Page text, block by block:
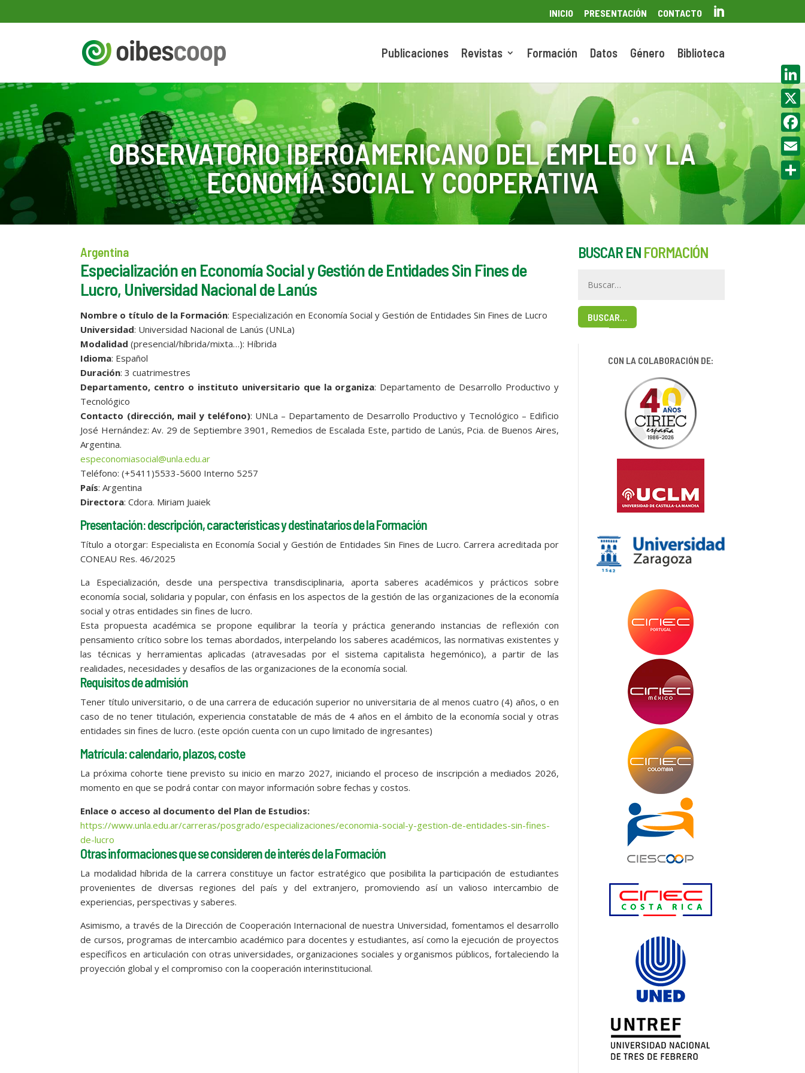
INICIO PRESENTACIÓN CONTACTO 
Publicaciones Revistas Formación Datos Género Biblioteca
OBSERVATORIO IBEROAMERICANO DEL EMPLEO Y LA
ECONOMÍA SOCIAL Y COOPERATIVA
Argentina
Especialización en Economía Social y Gestión de Entidades Sin Fines de
Lucro, Universidad Nacional de Lanús
Nombre o título de la Formación: Especialización en Economía Social y Gestión de Entidades Sin Fines de Lucro
Universidad: Universidad Nacional de Lanús (UNLa)
Modalidad (presencial/híbrida/mixta…): Híbrida
Idioma: Español
Duración: 3 cuatrimestres
Departamento, centro o instituto universitario que la organiza: Departamento de Desarrollo Productivo y
Tecnológico
Contacto (dirección, mail y teléfono): UNLa – Departamento de Desarrollo Productivo y Tecnológico – Edificio
José Hernández: Av. 29 de Septiembre 3901, Remedios de Escalada Este, partido de Lanús, Pcia. de Buenos Aires,
Argentina.
especonomiasocial@unla.edu.ar
Teléfono: (+5411)5533-5600 Interno 5257
País: Argentina
Directora: Cdora. Miriam Juaiek
Presentación: descripción, características y destinatarios de la Formación
Título a otorgar: Especialista en Economía Social y Gestión de Entidades Sin Fines de Lucro. Carrera acreditada por
CONEAU Res. 46/2025
La Especialización, desde una perspectiva transdisciplinaria, aporta saberes académicos y prácticos sobre
economía social, solidaria y popular, con énfasis en los aspectos de la gestión de las organizaciones de la economía
social y otras entidades sin fines de lucro.
Esta propuesta académica se propone equilibrar la teoría y práctica generando instancias de reflexión con
pensamiento crítico sobre los temas abordados, interpelando los saberes académicos, las normativas existentes y
las técnicas y herramientas aplicadas (atravesadas por el sistema capitalista hegemónico), a partir de las
realidades, necesidades y desafíos de las organizaciones de la economía social.
Requisitos de admisión
Tener título universitario, o de una carrera de educación superior no universitaria de al menos cuatro (4) años, o en
caso de no tener titulación, experiencia constatable de más de 4 años en el ámbito de la economía social y otras
entidades sin fines de lucro. (este opción cuenta con un cupo limitado de ingresantes)
Matrícula: calendario, plazos, coste
La próxima cohorte tiene previsto su inicio en marzo 2027, iniciando el proceso de inscripción a mediados 2026,
momento en que se podrá contar con mayor información sobre fechas y costos.
Enlace o acceso al documento del Plan de Estudios:
https://www.unla.edu.ar/carreras/posgrado/especializaciones/economia-social-y-gestion-de-entidades-sin-fines-
de-lucro
Otras informaciones que se consideren de interés de la Formación
La modalidad híbrida de la carrera constituye un factor estratégico que posibilita la participación de estudiantes
provenientes de diversas regiones del país y del extranjero, promoviendo así un valioso intercambio de
experiencias, perspectivas y saberes.
Asimismo, a través de la Dirección de Cooperación Internacional de nuestra Universidad, fomentamos el desarrollo
de cursos, programas de intercambio académico para docentes y estudiantes, así como la ejecución de proyectos
específicos en articulación con otras universidades, organizaciones sociales y organismos públicos, fortaleciendo la
proyección global y el compromiso con la cooperación interinstitucional.
BUSCAR EN FORMACIÓN
BUSCAR…
CON LA COLABORACIÓN DE:
X
Email